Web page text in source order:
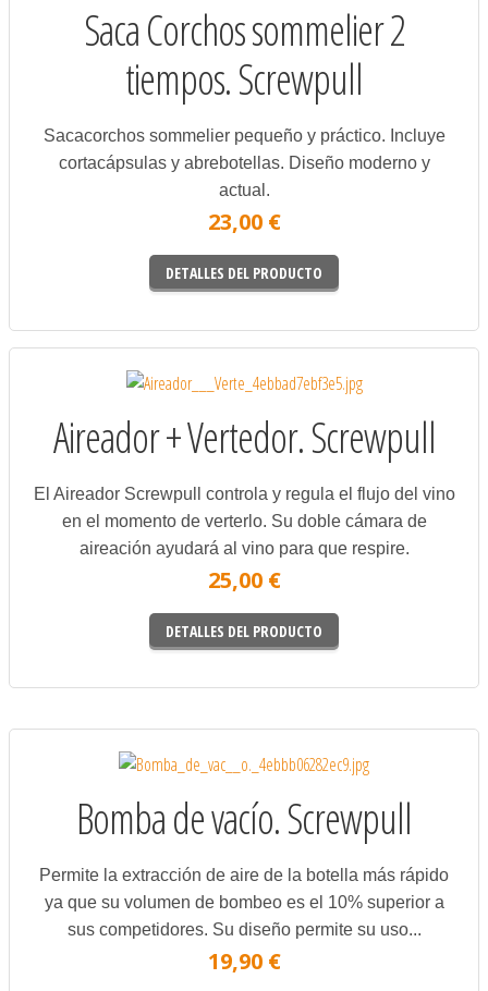
Saca Corchos sommelier 2
tiempos. Screwpull
Sacacorchos sommelier pequeño y práctico. Incluye
cortacápsulas y abrebotellas. Diseño moderno y
actual.
23,00 €
DETALLES DEL PRODUCTO
Aireador + Vertedor. Screwpull
El Aireador Screwpull controla y regula el flujo del vino
en el momento de verterlo. Su doble cámara de
aireación ayudará al vino para que respire.
25,00 €
DETALLES DEL PRODUCTO
Bomba de vacío. Screwpull
Permite la extracción de aire de la botella más rápido
ya que su volumen de bombeo es el 10% superior a
sus competidores. Su diseño permite su uso...
19,90 €